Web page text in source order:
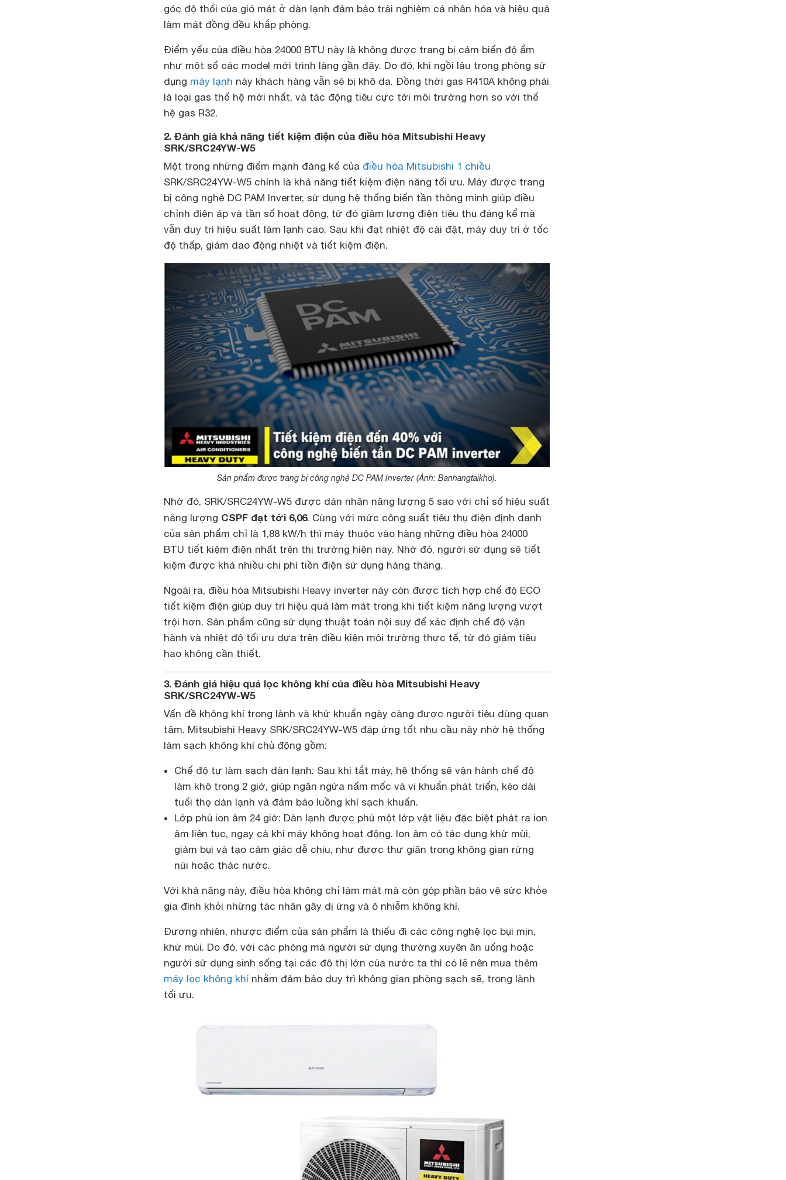
góc độ thổi của gió mát ở dàn lạnh đảm bảo trải nghiệm cá nhân hóa và hiệu quả
làm mát đồng đều khắp phòng.
Điểm yếu của điều hòa 24000 BTU này là không được trang bị cảm biến độ ẩm
như một số các model mới trình làng gần đây. Do đó, khi ngồi lâu trong phòng sử
dụng máy lạnh này khách hàng vẫn sẽ bị khô da. Đồng thời gas R410A không phải
là loại gas thế hệ mới nhất, và tác động tiêu cực tới môi trường hơn so với thế
hệ gas R32.
2. Đánh giá khả năng tiết kiệm điện của điều hòa Mitsubishi Heavy
SRK/SRC24YW-W5
Một trong những điểm mạnh đáng kể của điều hòa Mitsubishi 1 chiều
SRK/SRC24YW-W5 chính là khả năng tiết kiệm điện năng tối ưu. Máy được trang
bị công nghệ DC PAM Inverter, sử dụng hệ thống biến tần thông minh giúp điều
chỉnh điện áp và tần số hoạt động, từ đó giảm lượng điện tiêu thụ đáng kể mà
vẫn duy trì hiệu suất làm lạnh cao. Sau khi đạt nhiệt độ cài đặt, máy duy trì ở tốc
độ thấp, giảm dao động nhiệt và tiết kiệm điện.
Sản phẩm được trang bị công nghệ DC PAM Inverter (Ảnh: Banhangtaikho).
Nhờ đó, SRK/SRC24YW-W5 được dán nhãn năng lượng 5 sao với chỉ số hiệu suất
năng lượng CSPF đạt tới 6,06. Cùng với mức công suất tiêu thụ điện định danh
của sản phẩm chỉ là 1,88 kW/h thì máy thuộc vào hàng những điều hòa 24000
BTU tiết kiệm điện nhất trên thị trường hiện nay. Nhờ đó, người sử dụng sẽ tiết
kiệm được khá nhiều chi phí tiền điện sử dụng hàng tháng.
Ngoài ra, điều hòa Mitsubishi Heavy inverter này còn được tích hợp chế độ ECO
tiết kiệm điện giúp duy trì hiệu quả làm mát trong khi tiết kiệm năng lượng vượt
trội hơn. Sản phẩm cũng sử dụng thuật toán nội suy để xác định chế độ vận
hành và nhiệt độ tối ưu dựa trên điều kiện môi trường thực tế, từ đó giảm tiêu
hao không cần thiết.
3. Đánh giá hiệu quả lọc không khí của điều hòa Mitsubishi Heavy
SRK/SRC24YW-W5
Vấn đề không khí trong lành và khử khuẩn ngày càng được người tiêu dùng quan
tâm. Mitsubishi Heavy SRK/SRC24YW-W5 đáp ứng tốt nhu cầu này nhờ hệ thống
làm sạch không khí chủ động gồm:
Chế độ tự làm sạch dàn lạnh: Sau khi tắt máy, hệ thống sẽ vận hành chế độ
làm khô trong 2 giờ, giúp ngăn ngừa nấm mốc và vi khuẩn phát triển, kéo dài
tuổi thọ dàn lạnh và đảm bảo luồng khí sạch khuẩn.
Lớp phủ ion âm 24 giờ: Dàn lạnh được phủ một lớp vật liệu đặc biệt phát ra ion
âm liên tục, ngay cả khi máy không hoạt động. Ion âm có tác dụng khử mùi,
giảm bụi và tạo cảm giác dễ chịu, như được thư giãn trong không gian rừng
núi hoặc thác nước.
Với khả năng này, điều hòa không chỉ làm mát mà còn góp phần bảo vệ sức khỏe
gia đình khỏi những tác nhân gây dị ứng và ô nhiễm không khí.
Đương nhiên, nhược điểm của sản phẩm là thiếu đi các công nghệ lọc bụi mịn,
khử mùi. Do đó, với các phòng mà người sử dụng thường xuyên ăn uống hoặc
người sử dụng sinh sống tại các đô thị lớn của nước ta thì có lẽ nên mua thêm
máy lọc không khí nhằm đảm bảo duy trì không gian phòng sạch sẽ, trong lành
tối ưu.